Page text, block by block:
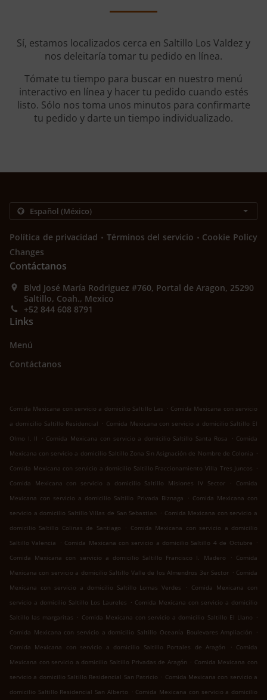
Sí, estamos localizados cerca en Saltillo Los Valdez y
nos deleitaría tomar tu pedido en línea.
Tómate tu tiempo para buscar en nuestro menú
interactivo en línea y hacer tu pedido cuando estés
listo. Sólo nos toma unos minutos para confirmarte
tu pedido y darte un tiempo individualizado.
Política de privacidad . Términos del servicio . Cookie Policy
Changes
Contáctanos
Blvd José María Rodriguez #760, Portal de Aragon, 25290
Saltillo, Coah., Mexico
+52 844 608 8791
Links
Menú
Contáctanos
Comida Mexicana con servicio a domicilio Saltillo Las . Comida Mexicana con servicio
a domicilio Saltillo Residencial . Comida Mexicana con servicio a domicilio Saltillo El
Olmo I, II
. Comida Mexicana con servicio a domicilio Saltillo Santa Rosa . Comida
Mexicana con servicio a domicilio Saltillo Zona Sin Asignación de Nombre de Colonia .
Comida Mexicana con servicio a domicilio Saltillo Fraccionamiento Villa Tres Juncos .
Comida Mexicana con servicio a domicilio Saltillo Misiones IV Sector
.
Comida
Mexicana con servicio a domicilio Saltillo Privada Biznaga
. Comida Mexicana con
servicio a domicilio Saltillo Villas de San Sebastian . Comida Mexicana con servicio a
domicilio Saltillo Colinas de Santiago
. Comida Mexicana con servicio a domicilio
Saltillo Valencia
. Comida Mexicana con servicio a domicilio Saltillo 4 de Octubre .
Comida Mexicana con servicio a domicilio Saltillo Francisco I. Madero
. Comida
Mexicana con servicio a domicilio Saltillo Valle de los Almendros 3er Sector . Comida
Mexicana con servicio a domicilio Saltillo Lomas Verdes
. Comida Mexicana con
servicio a domicilio Saltillo Los Laureles . Comida Mexicana con servicio a domicilio
Saltillo las margaritas . Comida Mexicana con servicio a domicilio Saltillo El Llano .
Comida Mexicana con servicio a domicilio Saltillo Oceanía Boulevares Ampliación
.
Comida Mexicana con servicio a domicilio Saltillo Portales de Aragón
. Comida
Mexicana con servicio a domicilio Saltillo Privadas de Aragón . Comida Mexicana con
servicio a domicilio Saltillo Residencial San Patricio . Comida Mexicana con servicio a
domicilio Saltillo Residencial San Alberto . Comida Mexicana con servicio a domicilio